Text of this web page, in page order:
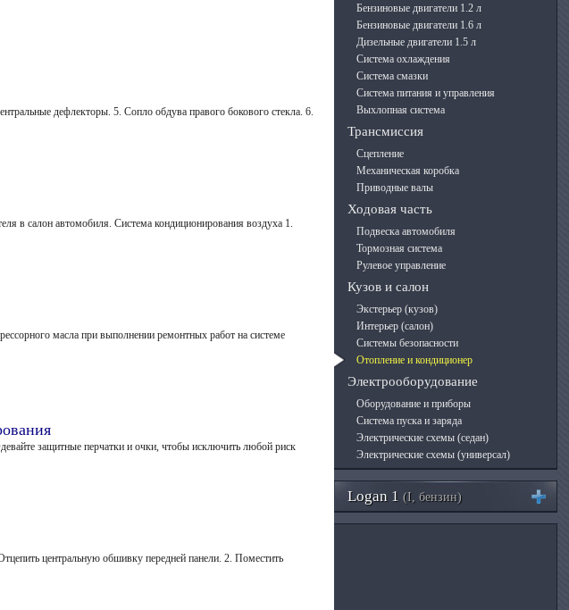
дефлекторы. 5. Сопло обдува правого бокового стекла. 6.
в салон автомобиля. Система кондиционирования воздуха 1.
масла при выполнении ремонтных работ на системе
защитные перчатки и очки, чтобы исключить любой риск
центральную обшивку передней панели. 2. Поместить
Бензиновые двигатели 1.2 л
Бензиновые двигатели 1.6 л
Дизельные двигатели 1.5 л
Система охлаждения
Система смазки
Система питания и управления
Выхлопная система
Трансмиссия
Сцепление
Механическая коробка
Приводные валы
Ходовая часть
Подвеска автомобиля
Тормозная система
Рулевое управление
Кузов и салон
Экстерьер (кузов)
Интерьер (салон)
Системы безопасности
Отопление и кондиционер
Электрооборудование
Оборудование и приборы
Система пуска и заряда
Электрические схемы (седан)
Электрические схемы (универсал)
Logan 1 (I, бензин)